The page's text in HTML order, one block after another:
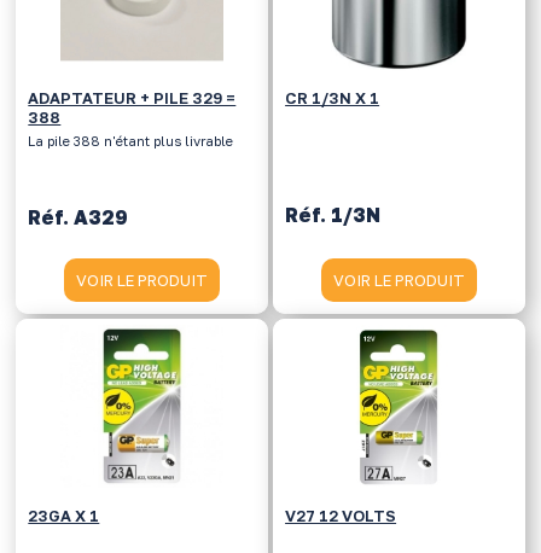
ADAPTATEUR + PILE 329 =
388
La pile 388 n'étant plus livrable
Réf. A329
VOIR LE PRODUIT
CR 1/3N X 1
Réf. 1/3N
VOIR LE PRODUIT
23GA X 1 V27 12 VOLTS